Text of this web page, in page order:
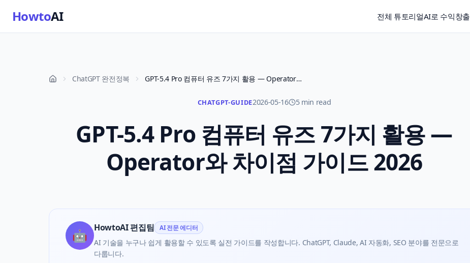
HowtoAI 전체 튜토리얼AI로 수익창출
ChatGPT 완전정복 GPT-5.4 Pro 컴퓨터 유즈 7가지 활용 — Operator와 차이점 가이드 2026
CHATGPT-GUIDE2026-05-16 5 min read
GPT-5.4 Pro 컴퓨터 유즈 7가지 활용 —
Operator와 차이점 가이드 2026
🤖 HowtoAI 편집팀 AI 전문 에디터
AI 기술을 누구나 쉽게 활용할 수 있도록 실전 가이드를 작성합니다. ChatGPT, Claude, AI 자동화, SEO 분야를 전문으로
다룹니다.